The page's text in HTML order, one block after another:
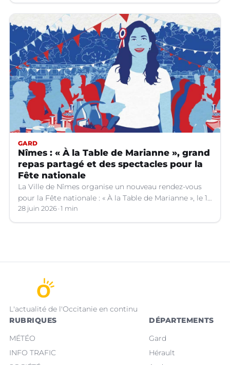
GARD
Nîmes : « À la Table de Marianne », grand
repas partagé et des spectacles pour la
Fête nationale
La Ville de Nîmes organise un nouveau rendez-vous
pour la Fête nationale : « À la Table de Marianne », le 13
juillet prochain.
28 juin 2026 1 min
L'actualité de l'Occitanie en continu
RUBRIQUES
MÉTÉO
INFO TRAFIC
DÉPARTEMENTS
Gard
Hérault